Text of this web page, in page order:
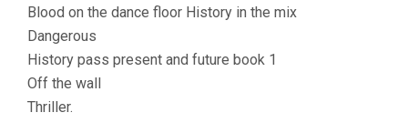
Blood on the dance floor History in the mix
Dangerous
History pass present and future book 1
Off the wall
Thriller.